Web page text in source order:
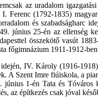
az uradalom
Ferenc (1792-1835)
és szabadságharc
június 25-én az ellenség
összekötő vasút
főgimnázium 1911-1912-
IV. Károly (1916-
A Szent Imre fiúiskola, a
1-én Tata és
az építkezés csak jóval